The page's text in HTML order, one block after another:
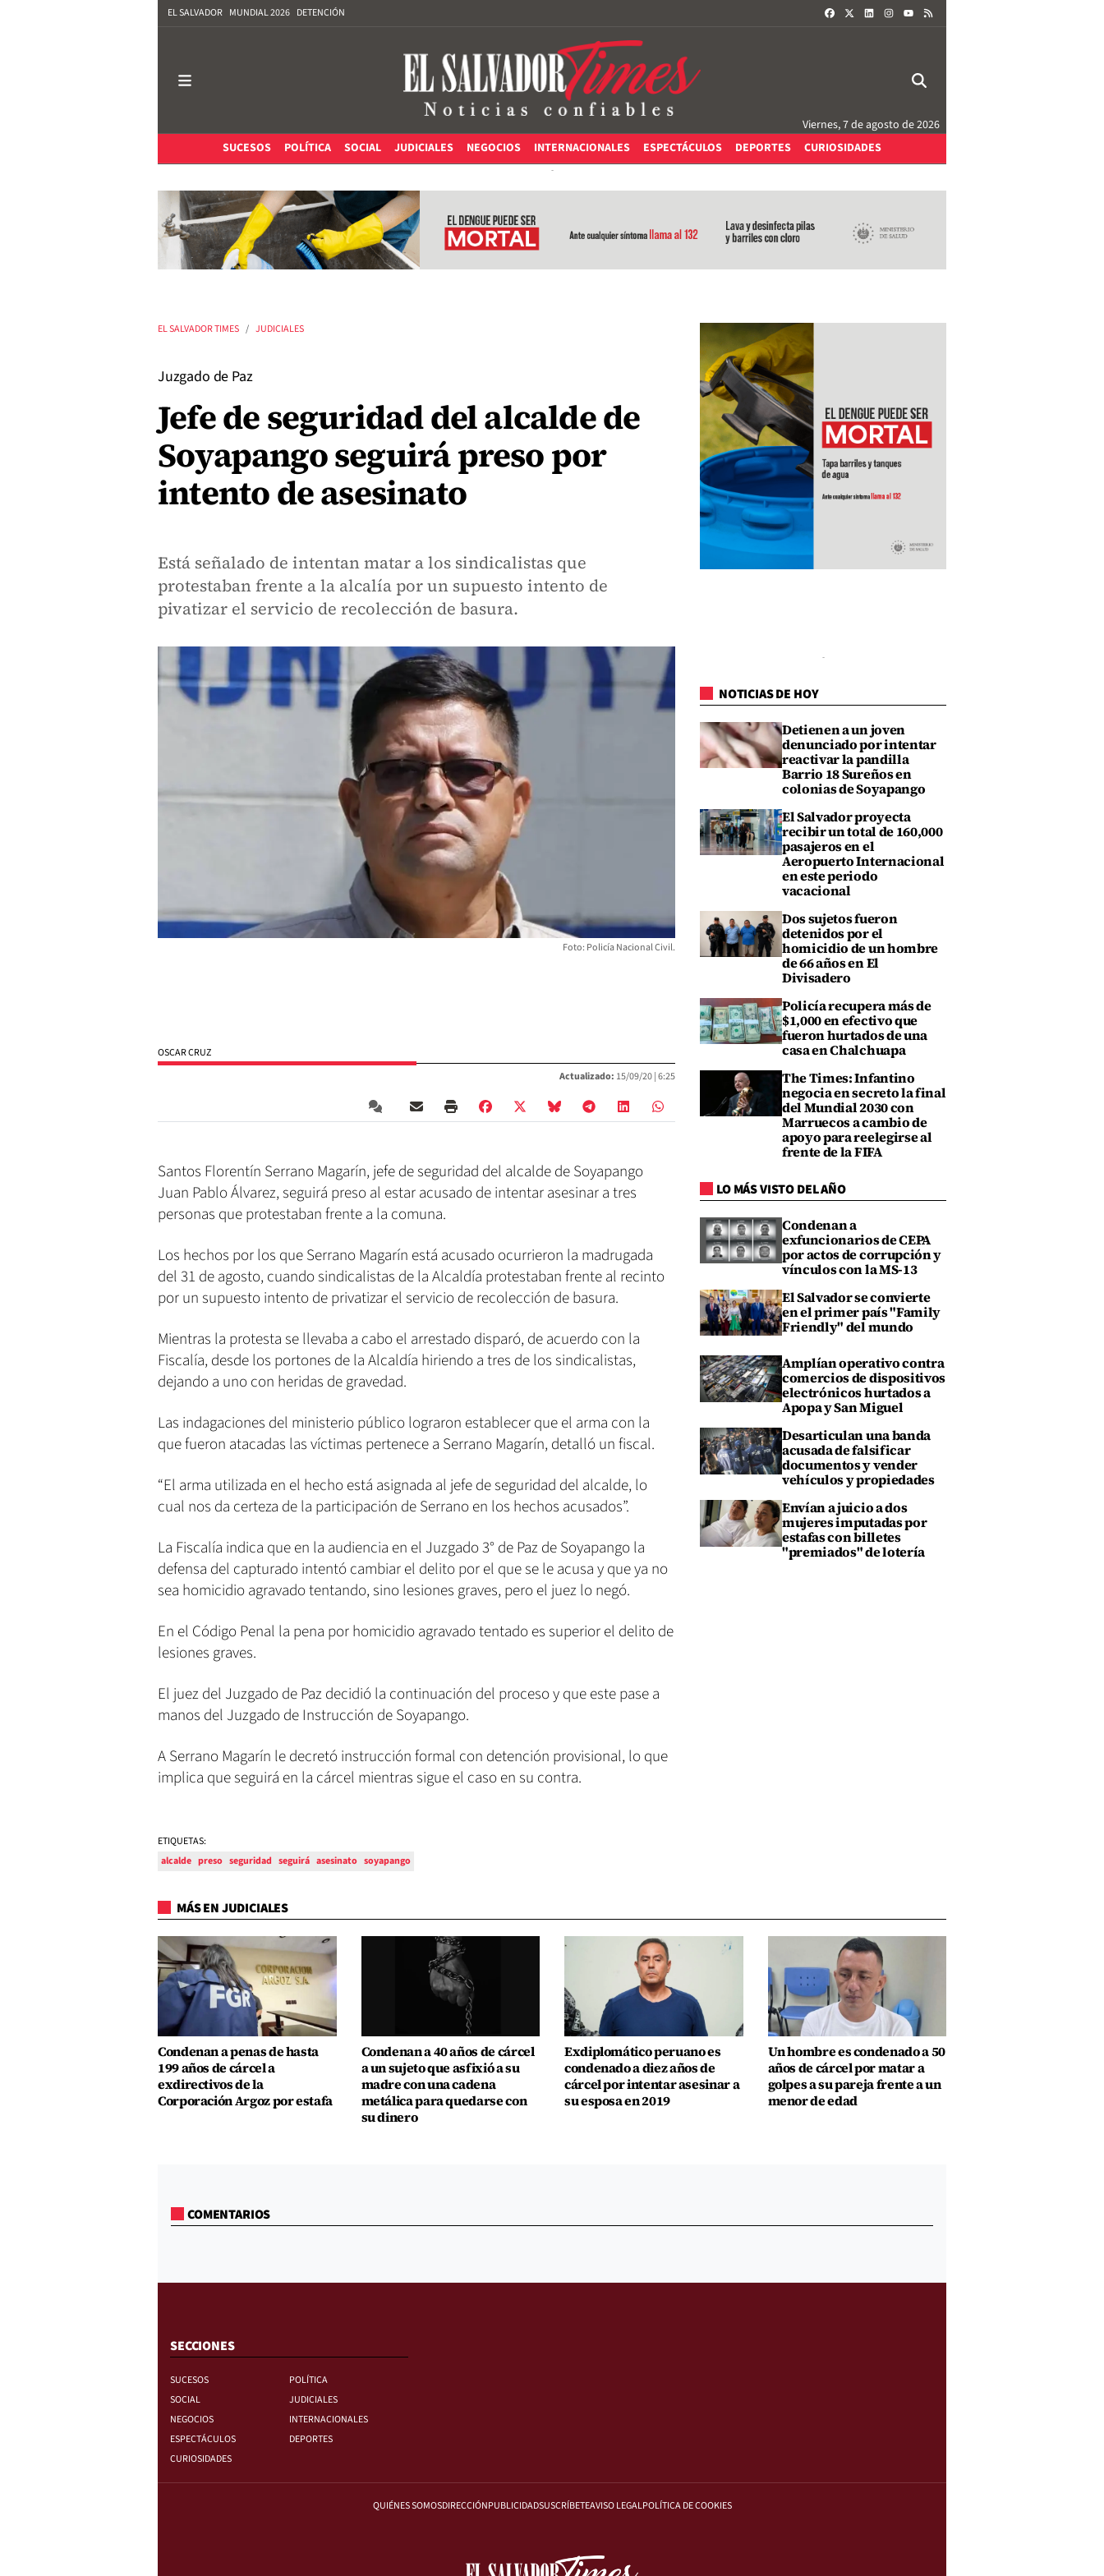
EL SALVADOR MUNDIAL 2026 DETENCIÓN FACEBOOKLINKEDININSTAGRAM
Viernes, 7 de agosto de 2026
SUCESOS
POLÍTICA SOCIAL JUDICIALES NEGOCIOS INTERNACIONALES ESPECTÁCULOS DEPORTES CURIOSIDADES
EL SALVADOR TIMES JUDICIALES
Juzgado de Paz
Jefe de seguridad del alcalde de
Soyapango seguirá preso por
intento de asesinato
Está señalado de intentan matar a los sindicalistas que
protestaban frente a la alcalía por un supuesto intento de
pivatizar el servicio de recolección de basura.
Foto: Policía Nacional Civil.
OSCAR CRUZ
Actualizado: 15/09/20 |6:25
Santos Florentín Serrano Magarín, jefe de seguridad del alcalde de Soyapango
Juan Pablo Álvarez, seguirá preso al estar acusado de intentar asesinar a tres
personas que protestaban frente a la comuna.
Los hechos por los que Serrano Magarín está acusado ocurrieron la madrugada
del 31 de agosto, cuando sindicalistas de la Alcaldía protestaban frente al recinto
por un supuesto intento de privatizar el servicio de recolección de basura.
Mientras la protesta se llevaba a cabo el arrestado disparó, de acuerdo con la
Fiscalía, desde los portones de la Alcaldía hiriendo a tres de los sindicalistas,
dejando a uno con heridas de gravedad.
Las indagaciones del ministerio público lograron establecer que el arma con la
que fueron atacadas las víctimas pertenece a Serrano Magarín, detalló un fiscal.
“El arma utilizada en el hecho está asignada al jefe de seguridad del alcalde, lo
cual nos da certeza de la participación de Serrano en los hechos acusados”.
La Fiscalía indica que en la audiencia en el Juzgado 3° de Paz de Soyapango la
defensa del capturado intentó cambiar el delito por el que se le acusa y que ya no
sea homicidio agravado tentando, sino lesiones graves, pero el juez lo negó.
En el Código Penal la pena por homicidio agravado tentado es superior el delito de
lesiones graves.
El juez del Juzgado de Paz decidió la continuación del proceso y que este pase a
manos del Juzgado de Instrucción de Soyapango.
A Serrano Magarín le decretó instrucción formal con detención provisional, lo que
implica que seguirá en la cárcel mientras sigue el caso en su contra.
ETIQUETAS:
alcalde preso seguridad seguirá asesinato soyapango
NOTICIAS DE HOY
Detienen a un joven
denunciado por intentar
reactivar la pandilla
Barrio 18 Sureños en
colonias de Soyapango
El Salvador proyecta
recibir un total de 160,000
pasajeros en el
Aeropuerto Internacional
en este periodo
vacacional
Dos sujetos fueron
detenidos por el
homicidio de un hombre
de 66 años en El
Divisadero
Policía recupera más de
$1,000 en efectivo que
fueron hurtados de una
casa en Chalchuapa
The Times: Infantino
negocia en secreto la final
del Mundial 2030 con
Marruecos a cambio de
apoyo para reelegirse al
frente de la FIFA
LO MÁS VISTO DEL AÑO
Condenan a
exfuncionarios de CEPA
por actos de corrupción y
vínculos con la MS-13
El Salvador se convierte
en el primer país "Family
Friendly" del mundo
Amplían operativo contra
comercios de dispositivos
electrónicos hurtados a
Apopa y San Miguel
Desarticulan una banda
acusada de falsificar
documentos y vender
vehículos y propiedades
Envían a juicio a dos
mujeres imputadas por
estafas con billetes
"premiados" de lotería
MÁS EN JUDICIALES
Condenan a penas de hasta
199 años de cárcel a
exdirectivos de la
Corporación Argoz por estafa
Condenan a 40 años de cárcel
a un sujeto que asfixió a su
madre con una cadena
metálica para quedarse con
su dinero
Exdiplomático peruano es
condenado a diez años de
cárcel por intentar asesinar a
su esposa en 2019
Un hombre es condenado a 50
años de cárcel por matar a
golpes a su pareja frente a un
menor de edad
COMENTARIOS
SECCIONES
SUCESOS
POLÍTICA
SOCIAL
JUDICIALES
NEGOCIOS
INTERNACIONALES
ESPECTÁCULOS
DEPORTES
CURIOSIDADES
QUIÉNES SOMOSDIRECCIÓNPUBLICIDADSUSCRÍBETEAVISO LEGALPOLÍTICA DE COOKIES